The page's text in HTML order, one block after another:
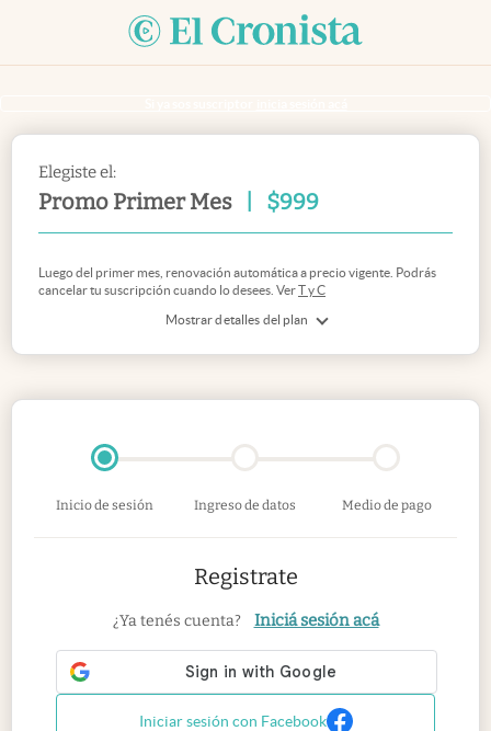
Elegiste el:
Promo Primer Mes $999
Mostrar detalles del plan
Luego del primer mes, renovación automática a precio vigente. Podrás
cancelar tu suscripción cuando lo desees. VerT y C
Inicio de sesión Ingreso de datos Medio de pago
Registrate
¿Ya tenés cuenta? Iniciá sesión acá
Iniciar sesión con Facebook